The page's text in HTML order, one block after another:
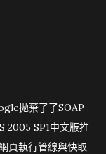
拋棄了了SOAP
SP1中文版推
頁執行管線與快取